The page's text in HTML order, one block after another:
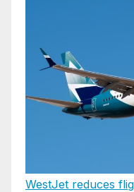
WestJet reduces